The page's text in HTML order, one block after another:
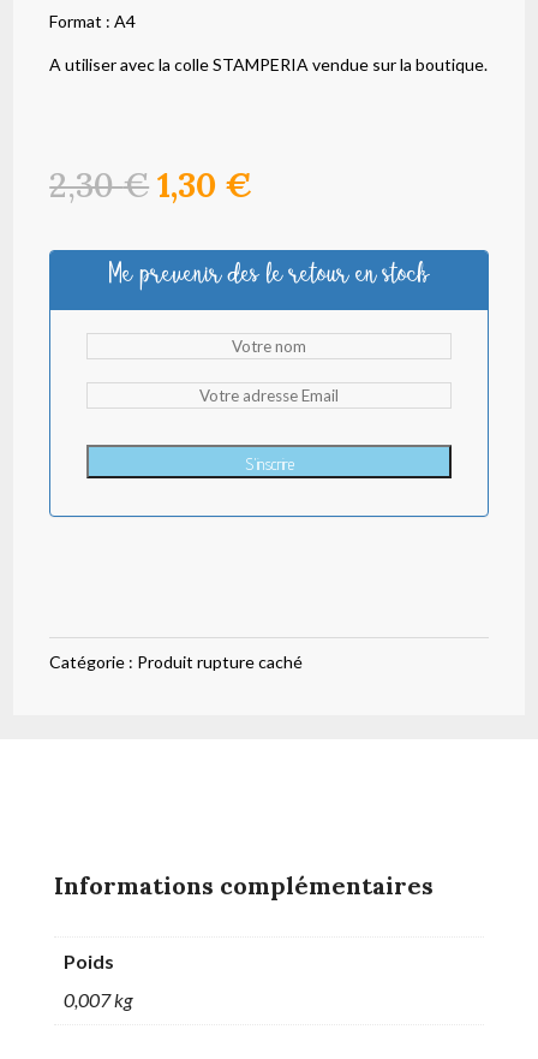
Format : A4
A utiliser avec la colle STAMPERIA vendue sur la boutique.
2,30€Le
prix
initial
était :
2,30 €.
1,30 €
actuel
est :
1,30 €.
Me prevenir des le retour en stock
S'inscrire
Catégorie : Produit rupture caché
Informations complémentaires
Poids
0,007 kg